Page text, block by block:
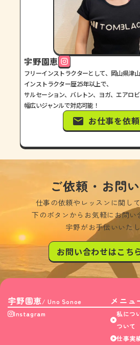
宇野園恵
フリーインストラクターとして、岡山県津
インストラクター歴25年以上で、
サルセーション、バレトン、ヨガ、エアロ
幅広いジャンルで対応可能！
お仕事を依
ご依頼・お問
仕事の依頼やレッスンに関し
下のボタンからお気軽にお問い
宇野がお手伝いいた
お問い合わせはこち
宇野園恵/ Uno Sonoe
Instagram
メニュ
私につ
ついて
仕事実